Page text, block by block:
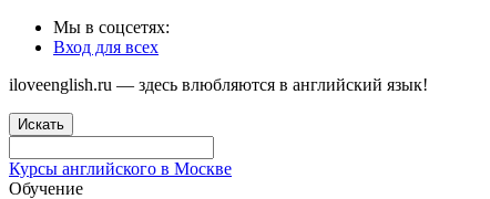
Мы в соцсетях:
Вход для всех
iloveenglish.ru — здесь влюбляются в английский язык!
Искать
Курсы английского в Москве
Обучение